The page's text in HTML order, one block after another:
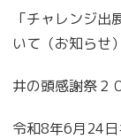
「チャレンジ
いて（お知らせ）
井の頭感謝祭２
令和8年6月24日